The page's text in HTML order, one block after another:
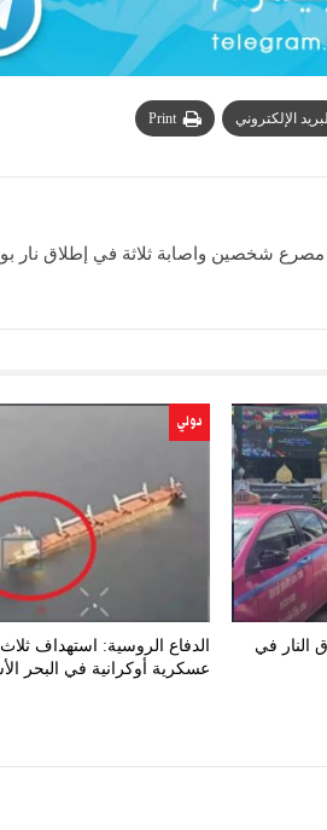
البريد الإلكتروني Print
مصرع شخصين واصابة ثلاثة في إطلاق نار
النار في
دولي
الدفاع الروسية: استهداف
عسكرية أوكرانية في البحر